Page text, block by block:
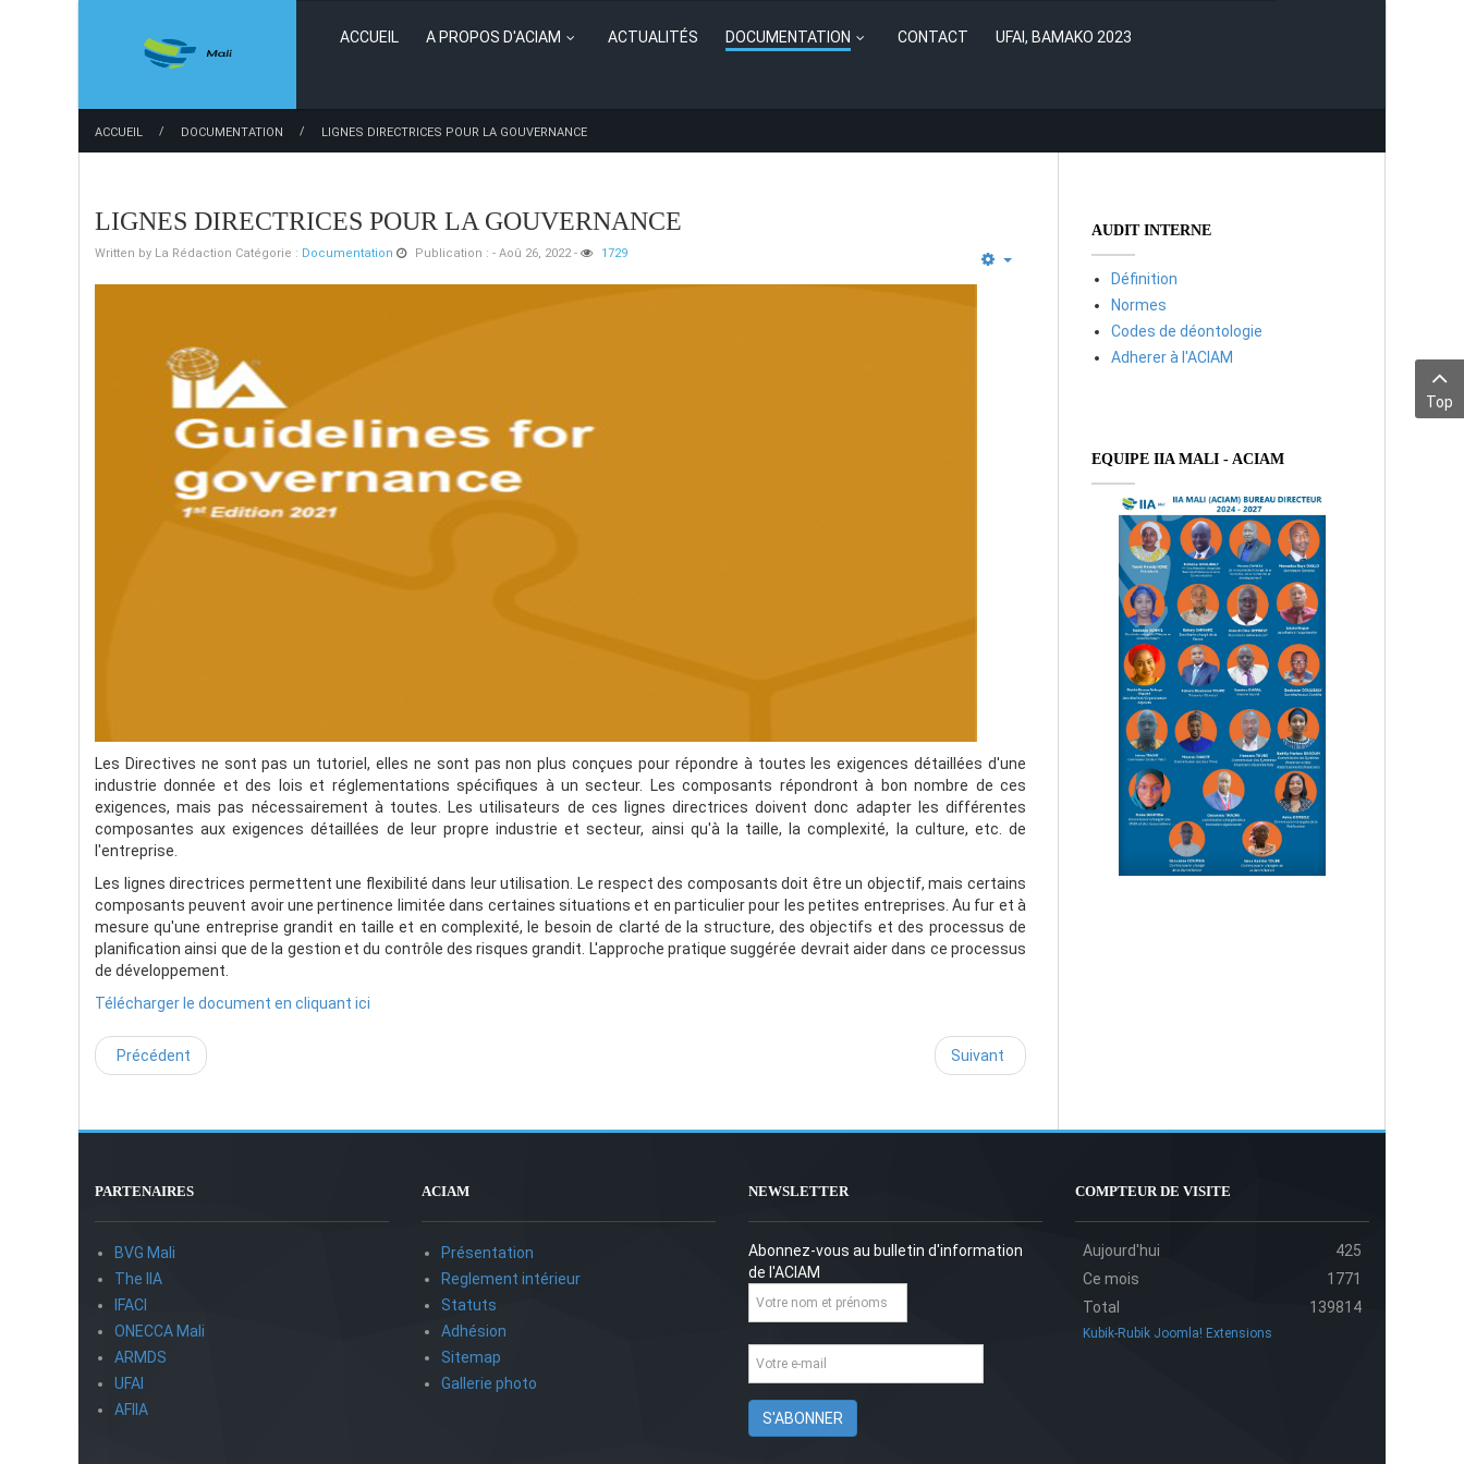
ACCUEIL A PROPOS D'ACIAM ACTUALITÉS DOCUMENTATION CONTACT UFAI, BAMAKO 2023
ACCUEIL / DOCUMENTATION / LIGNES DIRECTRICES POUR LA GOUVERNANCE
LIGNES DIRECTRICES POUR LA GOUVERNANCE
Written by La Rédaction Catégorie : Documentation Publication : - Aoû 26, 2022 - 1729
Les Directives ne sont pas un tutoriel, elles ne sont pas non plus conçues pour répondre à toutes les exigences détaillées d'une
industrie donnée et des lois et réglementations spécifiques à un secteur. Les composants répondront à bon nombre de ces
exigences, mais pas nécessairement à toutes. Les utilisateurs de ces lignes directrices doivent donc adapter les différentes
composantes aux exigences détaillées de leur propre industrie et secteur, ainsi qu'à la taille, la complexité, la culture, etc. de
l'entreprise.
Les lignes directrices permettent une flexibilité dans leur utilisation. Le respect des composants doit être un objectif, mais certains
composants peuvent avoir une pertinence limitée dans certaines situations et en particulier pour les petites entreprises. Au fur et à
mesure qu'une entreprise grandit en taille et en complexité, le besoin de clarté de la structure, des objectifs et des processus de
planification ainsi que de la gestion et du contrôle des risques grandit. L'approche pratique suggérée devrait aider dans ce processus
de développement.
Télécharger le document en cliquant ici
Précédent Suivant
AUDIT INTERNE
Définition
Normes
Codes de déontologie
Adherer à l'ACIAM
EQUIPE IIA MALI - ACIAM
PARTENAIRES
BVG Mali
The IIA
IFACI
ONECCA Mali
ARMDS
UFAI
AFIIA
ACIAM
Présentation
Reglement intérieur
Statuts
Adhésion
Sitemap
Gallerie photo
NEWSLETTER
Abonnez-vous au bulletin d'information
de l'ACIAM
COMPTEUR DE VISITE
Aujourd'hui
425
Ce mois
1771
Total
139814
Kubik-Rubik Joomla! Extensions
Top